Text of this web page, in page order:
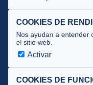
Documentos
Cursos
Circulares oficiales
Convocatorias y Equipaciones
COOKIES DE
Nos ayudan a entender
el sitio web.
Activar
COOKIES DE